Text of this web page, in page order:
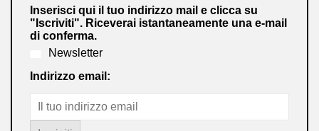
Inserisci qui il tuo indirizzo mail e clicca su
"Iscriviti". Riceverai istantaneamente una e-mail
di conferma.
Newsletter
Indirizzo email: